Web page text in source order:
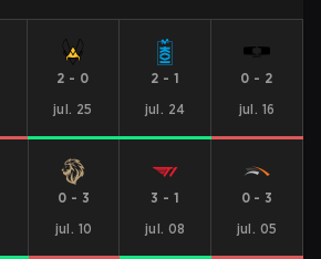
2 - 0
jul. 25
2 - 1
jul. 24
0 - 2
jul. 16
0 - 3
jul. 10
3 - 1
jul. 08
0- 3
jul. 05